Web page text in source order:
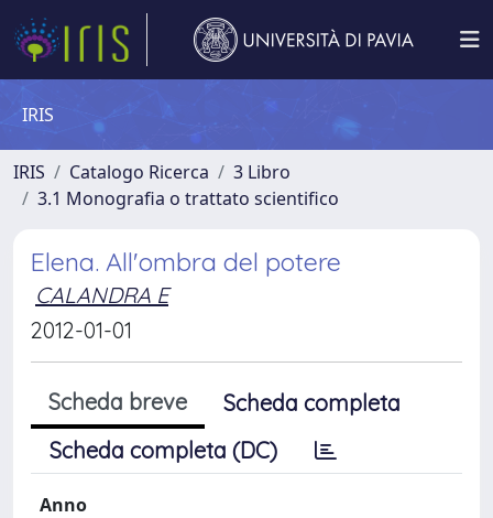
IRIS
IRIS Catalogo Ricerca
3 Libro
3.1 Monografia o trattato scientifico
Elena. All'ombra del potere
CALANDRA E
2012-01-01
Scheda breve
Scheda completa
Scheda completa (DC)
Anno